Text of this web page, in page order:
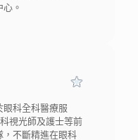
。
眼科全科醫療服
視光師及護士等前
，不斷精進在眼科